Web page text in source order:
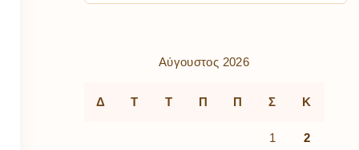
Αύγουστος 2026
Δ Τ Τ Π Π Σ Κ
1 2